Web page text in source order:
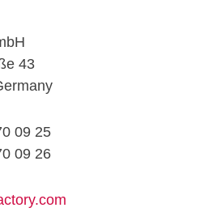
43
09 25
09 26